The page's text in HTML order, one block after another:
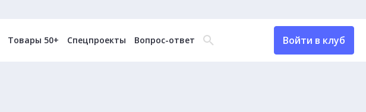
Товары 50+ Спецпроекты Вопрос-ответ Войти в клуб